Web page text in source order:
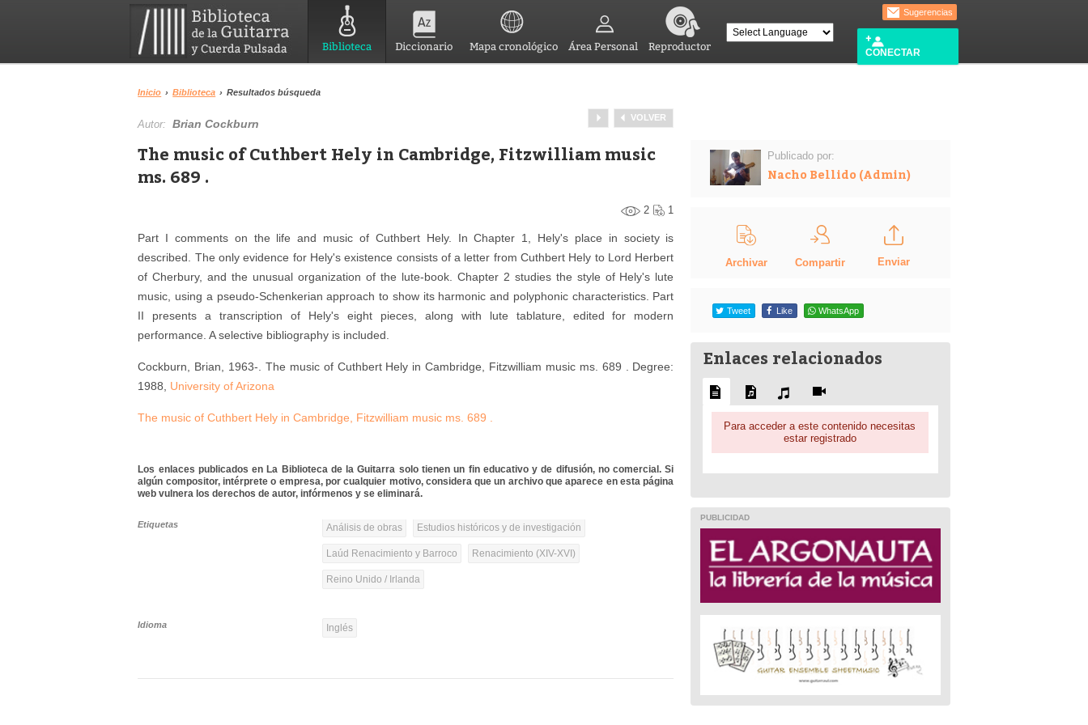
Biblioteca Diccionario Mapa cronológico Área Personal Reproductor
Sugerencias
CONECTAR
Inicio › Biblioteca › Resultados búsqueda
VOLVER
Autor:Brian Cockburn
The music of Cuthbert Hely in Cambridge, Fitzwilliam music
ms. 689 .
2 1
Part I comments on the life and music of Cuthbert Hely. In Chapter 1, Hely's place in society is
described. The only evidence for Hely's existence consists of a letter from Cuthbert Hely to Lord Herbert
of Cherbury, and the unusual organization of the lute-book. Chapter 2 studies the style of Hely's lute
music, using a pseudo-Schenkerian approach to show its harmonic and polyphonic characteristics. Part
II presents a transcription of Hely's eight pieces, along with lute tablature, edited for modern
performance. A selective bibliography is included.
Cockburn, Brian, 1963- The music of Cuthbert Hely in Cambridge, Fitzwilliam music ms. 689
Degree:
1988, University of Arizona
The music of Cuthbert Hely in Cambridge, Fitzwilliam music ms. 689
Los enlaces publicados en La Biblioteca de la Guitarra solo tienen un fin educativo y de difusión, no comercial. Si
algún compositor, intérprete o empresa, por cualquier motivo, considera que un archivo que aparece en esta página
web vulnera los derechos de autor, infórmenos y se eliminará.
Etiquetas Análisis de obras Estudios históricos y de investigación
Laúd Renacimiento y Barroco Renacimiento (XIV-XVI)
Reino Unido / Irlanda
Idioma Inglés
Publicado por:
Nacho Bellido (Admin)
Archivar Compartir Enviar
Tweet Like WhatsApp
Enlaces relacionados
Para acceder a este contenido necesitas
estar registrado
PUBLICIDAD